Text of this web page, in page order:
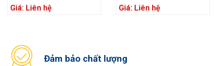
Giá: Liên hệ
Giá: Liên hệ
Đảm bảo chất lượng